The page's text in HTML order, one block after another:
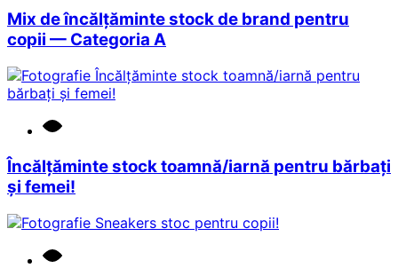
Mix de încălțăminte stock de brand pentru
copii — Categoria A
Încălțăminte stock toamnă/iarnă pentru bărbați
și femei!